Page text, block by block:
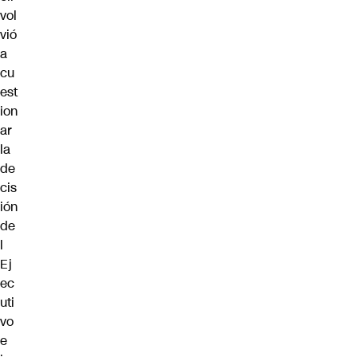
vol
vió
a
cu
est
ion
ar
la
de
cis
ión
de
l
Ej
ec
uti
vo
e